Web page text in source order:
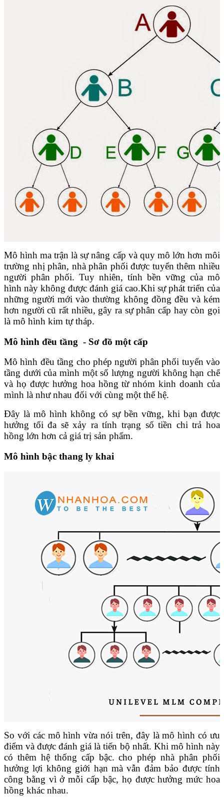
Mô hình ma trận là sự nâng cấp và quy mô lớn hơn môi
trường nhị phân, nhà phân phối được tuyển thêm nhiều
người phân phối. Tuy nhiên, tính bền vững của mô
hình này không được đánh giá cao.Khi sự phát triển của
những người mới vào thường không đồng đều và kém
hơn người cũ rất nhiều, gây ra sự phân cấp hay còn gọi
là mô hình kim tự tháp.
Mô hình đều tầng - Sơ đồ một cấp
Mô hình đều tầng cho phép người phân phối tuyển vào
tầng dưới của mình một số lượng người không hạn chế
và họ được hưởng hoa hồng từ nhóm kinh doanh của
mình là như nhau đối với cùng một thế hệ.
Đây là mô hình không có sự bền vững, khi bạn được
hưởng tối đa sẽ xảy ra tính trạng số tiền chi trả hoa
hồng lớn hơn cả giá trị sản phẩm.
Mô hình bậc thang ly khai
So với các mô hình vừa nói trên, đây là mô hình có ưu
điểm và được đánh giá là tiến bộ nhất. Khi mô hình này
có thêm hệ thống cấp bậc. cho phép nhà phân phối
hưởng lợi không giới hạn mà vẫn đảm bảo được tính
công bằng vì ở mỗi cấp bậc, họ được hưởng mức hoa
hồng khác nhau.